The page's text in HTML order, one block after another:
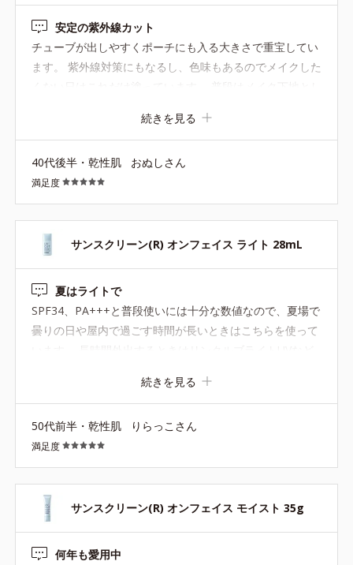
※容器をよく振ってからご使用ください。
●無油分、無香料 ●バリアベールプロテクター*1配合＝耐水効果のあ
る紫外線〔UV-A・B〕散乱剤
ーエキス配合＝保湿成分 ●なじませライティングパウダー*5配合
＝肌なじみ向上粉体 ●ハイブリッドエアリーパウダー*6配合＝仕
上がり・化粧持ち向上粉体
*1 酸化チタン、水酸化Ａｌ、ポリアクリル酸Ｎａ、含水シリカ、
水、ＢＧ *2 酸化チタン、酸化亜鉛、水酸化Ａｌ*3 ちり・ほこり
等の空気中の物質 *4 ホウケイ酸（Ｃａ／Ｎａ）、酸化銀、水
*5 酸化チタン、トリメトキシシリルジメチコン、マイカ、酸化ス
ズ *6 シリル化シリカ
安定の紫外線カット
チューブが出しやすくポーチにも入る大きさで重宝してい
ます。 紫外線対策にもなるし、色味もあるのでメイクした
続きを見る
40代後半・乾性肌 おぬしさん
満足度
サンスクリーン(R) オンフェイス ライト 28mL
夏はライトで
SPF34、PA+++と普段使いには十分な数値なので、夏場で
曇りの日や屋内で過ごす時間が長いときはこちらを使って
います。 長時間外出するときはリンクルブライトUVなど
てさっぱり軽い着け心地ですが、ほどよい保湿感もあり、
エアコンの効いた室内にいてもつっぱり感や乾燥する感じ
はありません。 湿度の多い今の季節にはちょうど良い着け
心地です。 ベージュの色もついていて、白浮きせず自然と
肌のアラも整えることができますし、こちらとサンスクリ
ーンパウダーなどを重ねると外出にも十分対応できます。
滝汗をかいても崩れにくいですし、お値段も1000円ちょっ
使い続けたいと思います!
続きを見る
50代前半・乾性肌 りらっこさん
満足度
サンスクリーン(R) オンフェイス モイスト 35g
何年も愛用中